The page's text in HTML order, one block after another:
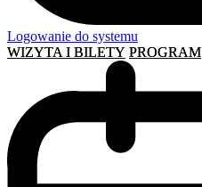
Logowanie do systemu
WIZYTA I BILETY PROGRAM